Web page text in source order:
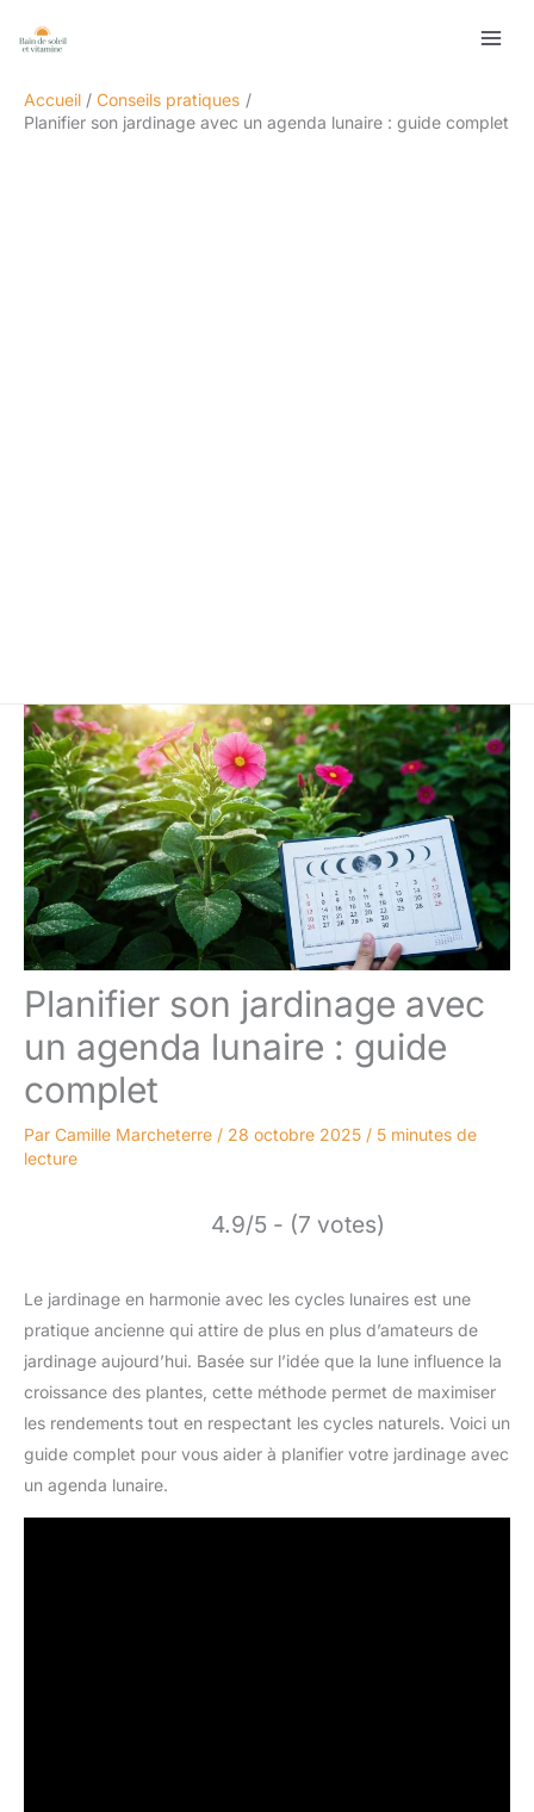
Accueil
Conseils pratiques
Planifier son jardinage avec un agenda lunaire : guide complet
Planifier son jardinage avec
un agenda lunaire : guide
complet
Par Camille Marcheterre / 28 octobre 2025 / 5 minutes de
lecture
4.9/5 - (7 votes)
Le jardinage en harmonie avec les cycles lunaires est une
pratique ancienne qui attire de plus en plus d’amateurs de
jardinage aujourd’hui. Basée sur l’idée que la lune influence la
croissance des plantes, cette méthode permet de maximiser
les rendements tout en respectant les cycles naturels. Voici un
guide complet pour vous aider à planifier votre jardinage avec
un agenda lunaire.